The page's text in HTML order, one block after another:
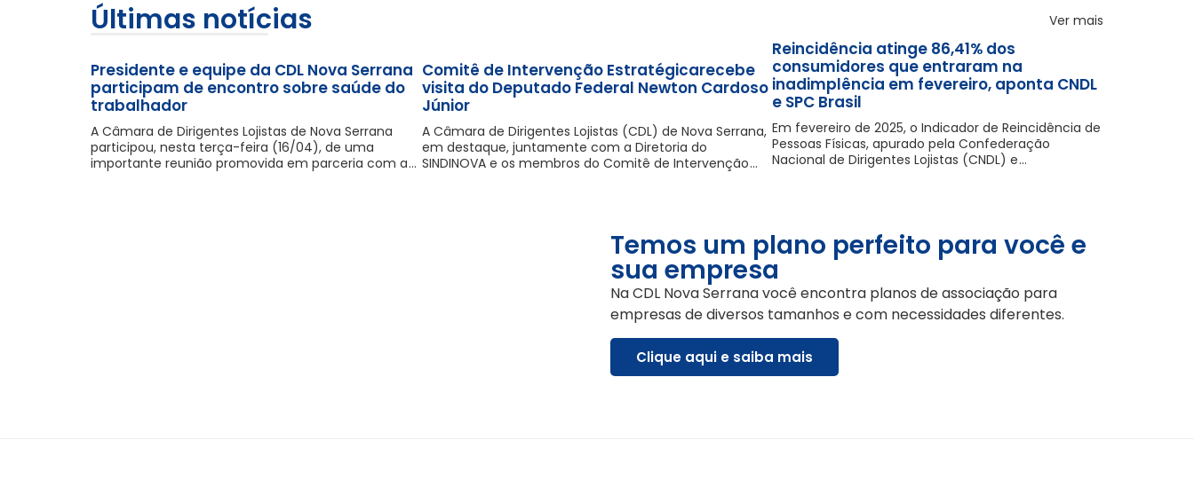
Últimas notícias Ver mais
Presidente e equipe da CDL Nova Serrana
participam de encontro sobre saúde do
trabalhador
A Câmara de Dirigentes Lojistas de Nova Serrana
participou, nesta terça-feira (16/04), de uma
importante reunião promovida em parceria com a...
Comitê de Intervenção Estratégicarecebe
visita do Deputado Federal Newton Cardoso
Júnior
A Câmara de Dirigentes Lojistas (CDL) de Nova Serrana,
em destaque, juntamente com a Diretoria do
SINDINOVA e os membros do Comitê de Intervenção...
Reincidência atinge 86,41% dos
consumidores que entraram na
inadimplência em fevereiro, aponta CNDL
e SPC Brasil
Em fevereiro de 2025, o Indicador de Reincidência de
Pessoas Físicas, apurado pela Confederação
Nacional de Dirigentes Lojistas (CNDL) e...
Temos um plano perfeito para você e
sua empresa
Na CDL Nova Serrana você encontra planos de associação para
empresas de diversos tamanhos e com necessidades diferentes.
Clique aqui e saiba mais